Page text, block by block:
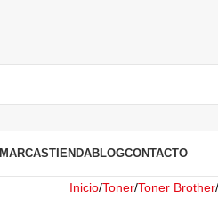
MARCASTIENDABLOGCONTACTO
Inicio Toner Toner Brother